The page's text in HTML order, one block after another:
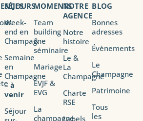
SÉJOURS
Week-
end en
Champagne
Semaine
en
Champagne
–à
venir
Séjour
MOMENTS
Team
building
&
séminaire
Mariage
EVJF &
EVG
La
champagne
NOTRE
AGENCE
Notre
histoire
Le &
La
Champagne
Charte
RSE
Labels
BLOG
Bonnes
adresses
Évènements
Le
Champagne
Patrimoine
Tous
les